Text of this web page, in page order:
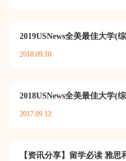
2019USNews全美最佳大学(
2018.09.10
2018USNews全美最佳大学(
2017.09.12
【资讯分享】留学必读 雅